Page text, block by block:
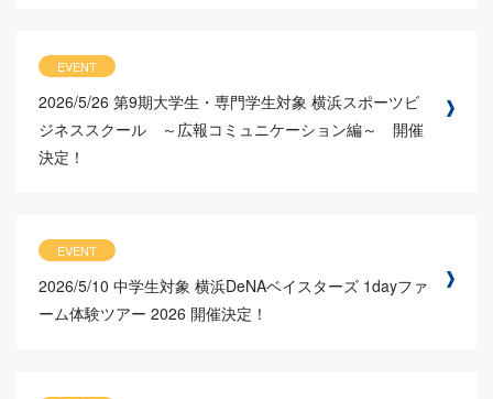
EVENT
2026/5/26 第9期大学生・専門学生対象 横浜スポーツビ
ジネススクール ～広報コミュニケーション編～ 開催
決定！
EVENT
2026/5/10 中学生対象 横浜DeNAベイスターズ 1dayファ
ーム体験ツアー 2026 開催決定！